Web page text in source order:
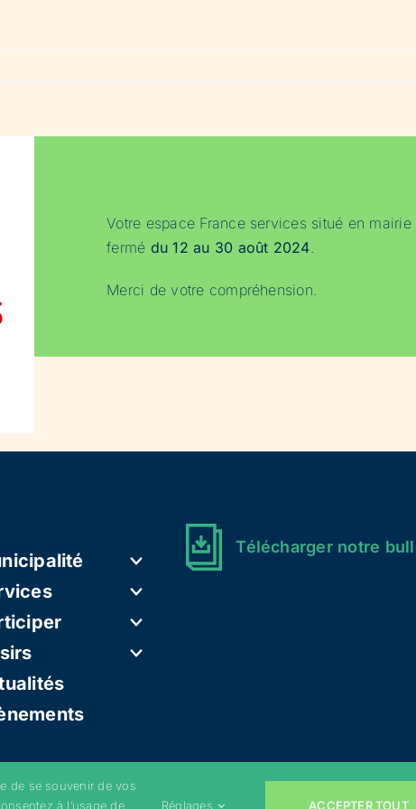
Votre espace France services situé en mairie
fermé du 12 au 30 août 2024.
Merci de votre compréhension.
Télécharger notre
de se souvenir de vos
à l’usage de
Réglages ACCEPTER TOUT